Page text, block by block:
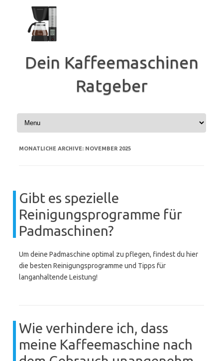
springen
Dein Kaffeemaschinen
Ratgeber
MONATLICHE ARCHIVE: NOVEMBER 2025
Gibt es spezielle
Reinigungsprogramme für
Padmaschinen?
Um deine Padmaschine optimal zu pflegen, findest du hier
die besten Reinigungsprogramme und Tipps für
langanhaltende Leistung!
Wie verhindere ich, dass
meine Kaffeemaschine nach